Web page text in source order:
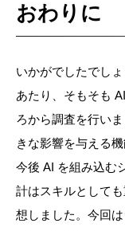
おわりに
いかがでしたでし
あたり、そもそも
ろから調査を行い
きな影響を与える
今後 AI を組み込む
計はスキルとして
想しました。今回